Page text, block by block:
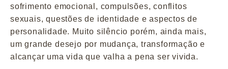
sofrimento emocional, compulsões, conflitos
sexuais, questões de identidade e aspectos de
personalidade. Muito silêncio porém, ainda mais,
um grande desejo por mudança, transformação e
alcançar uma vida que valha a pena ser vivida.